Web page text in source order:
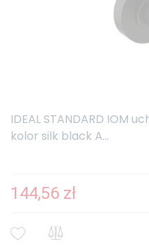
IDEAL STANDARD IOM
kolor silk black A...
144,56 zł